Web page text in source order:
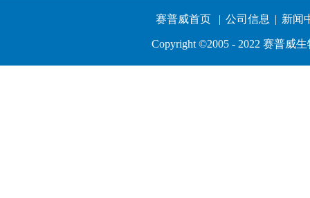
赛普威首页 | 公司信息 | 新闻
Copyright ©2005 - 2022 赛普威